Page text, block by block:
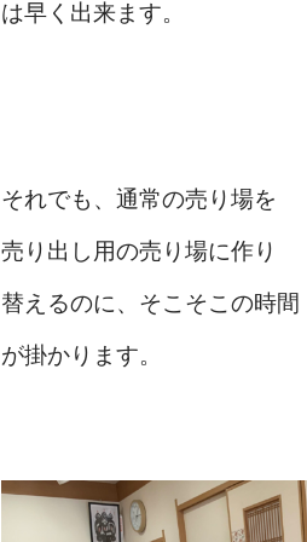
は早く出来ます。
それでも、通常の売り場を
売り出し用の売り場に作り
替えるのに、そこそこの時間
が掛かります。